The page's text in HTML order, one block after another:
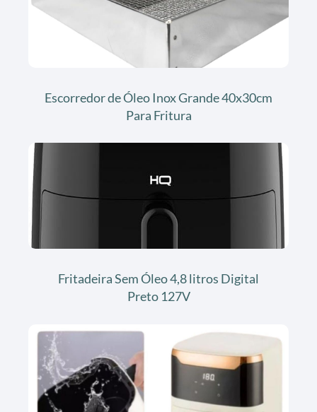
Escorredor de Óleo Inox Grande 40x30cm
Para Fritura
Fritadeira Sem Óleo 4,8 litros Digital
Preto 127V